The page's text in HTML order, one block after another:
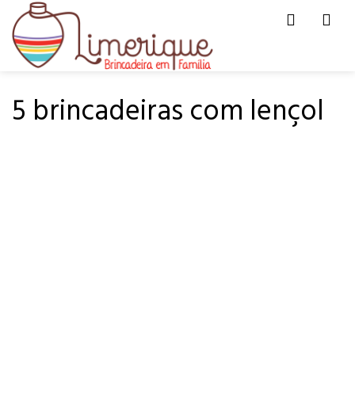
HOME BRINCAR COM...
5 brincadeiras com lençol